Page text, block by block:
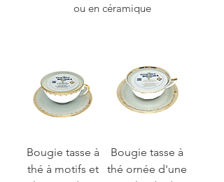
ou en céramique
Bougie tasse à
thé à motifs et
Bougie tasse à
thé ornée d'une